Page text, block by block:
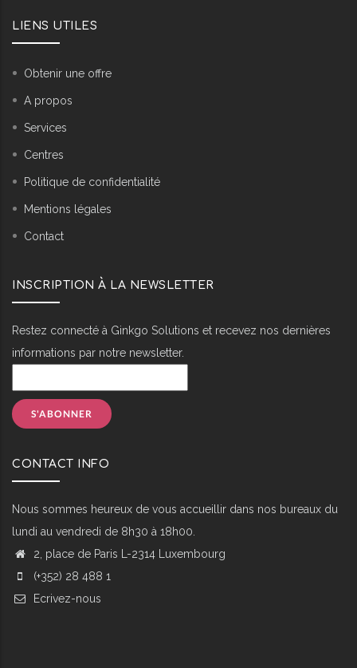
LIENS UTILES
Obtenir une offre
A propos
Services
Centres
Politique de confidentialité
Mentions légales
Contact
INSCRIPTION À LA NEWSLETTER
Restez connecté à Ginkgo Solutions et recevez nos dernières
informations par notre newsletter.
CONTACT INFO
Nous sommes heureux de vous accueillir dans nos bureaux du
lundi au vendredi de 8h30 à 18h00.
2, place de Paris L-2314 Luxembourg
(+352) 28 488 1
Ecrivez-nous